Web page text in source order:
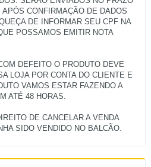
CONFIRMAÇÃO DE DADOS
DE INFORMAR SEU CPF NA
POSSAMOS EMITIR NOTA
DEFEITO O PRODUTO DEVE
LOJA POR CONTA DO CLIENTE E
VAMOS ESTAR FAZENDO A
ATÉ 48 HORAS.
DE CANCELAR A VENDA